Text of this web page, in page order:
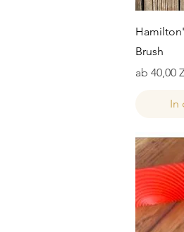
Brush
ab 40,00
Sale-Preis
In